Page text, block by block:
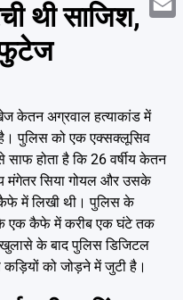
थी साजिश,
केतन अग्रवाल हत्याकांड में
पुलिस को एक एक्सक्लूसिव
होता है कि 26 वर्षीय केतन
मंगेतर सिया गोयल और उसके
में लिखी थी। पुलिस के
के एक कैफे में करीब एक घंटे तक
के बाद पुलिस डिजिटल
को जोड़ने में जुटी है।